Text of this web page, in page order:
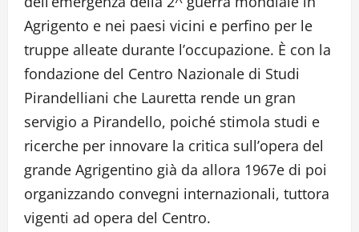
Agrigento e nei paesi vicini e perfino per le
truppe alleate durante l’occupazione. È con la
fondazione del Centro Nazionale di Studi
Pirandelliani che Lauretta rende un gran
servigio a Pirandello, poiché stimola studi e
ricerche per innovare la critica sull’opera del
grande Agrigentino già da allora 1967e di poi
organizzando convegni internazionali, tuttora
vigenti ad opera del Centro.